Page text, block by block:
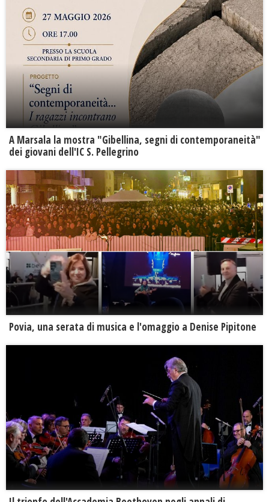
A Marsala la mostra "Gibellina, segni di contemporaneità"
dei giovani dell'IC S. Pellegrino
Povia, una serata di musica e l'omaggio a Denise Pipitone